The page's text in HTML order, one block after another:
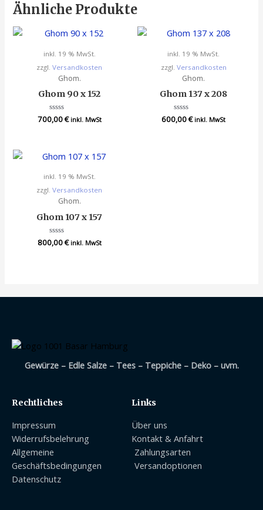
Ähnliche Produkte
inkl. 19 % MwSt.
zzgl.Versandkosten
Ghom.
Ghom 90 x 152
Bewertet
mit
700,00€ inkl. MwSt
inkl. 19 % MwSt.
zzgl. Versandkosten
Ghom.
Ghom 137 x 208
Bewertet
mit
600,00€ inkl. MwSt
inkl. 19 % MwSt.
zzgl.Versandkosten
Ghom.
Ghom 107 x 157
Bewertet
mit
800,00€ inkl. MwSt
Gewürze – Edle Salze – Tees – Teppiche – Deko – uvm.
Rechtliches
Impressum
Widerrufsbelehrung
Allgemeine
Geschäftsbedingungen
Datenschutz
Links
Über uns
Kontakt & Anfahrt
Zahlungsarten
Versandoptionen